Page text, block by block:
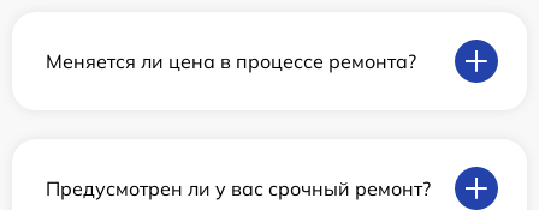
Меняется ли цена в процессе ремонта?
Предусмотрен ли у вас срочный ремонт?